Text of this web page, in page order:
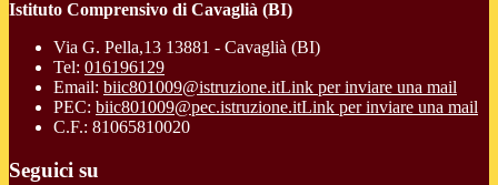
Istituto Comprensivo di Cavaglià (BI)
Via G. Pella,13 13881 - Cavaglià (BI)
Tel: 016196129
Email: biic801009@istruzione.itLink per inviare una mail
PEC: biic801009@pec.istruzione.itLink per inviare una mail
C.F.: 81065810020
Seguici su